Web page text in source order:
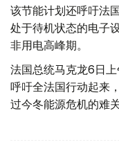
该节能计划还呼吁法
处于待机状态的电子
非用电高峰期。
法国总统马克龙6日
呼吁全法国行动起来
过今冬能源危机的难关